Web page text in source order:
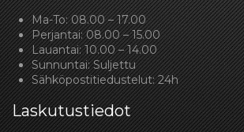
Ma-To: 08.00 – 17.00
Perjantai: 08.00 – 15.00
Lauantai: 10.00 – 14.00
Sunnuntai: Suljettu
Sähköpostitiedustelut: 24h
Laskutustiedot